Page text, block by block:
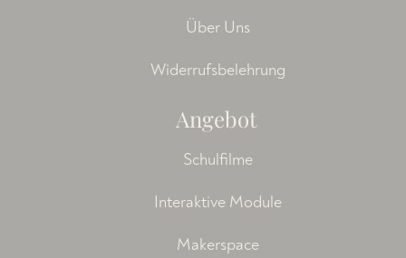
Über Uns
Widerrufsbelehrung
Angebot
Schulfilme
Interaktive Module
Makerspace